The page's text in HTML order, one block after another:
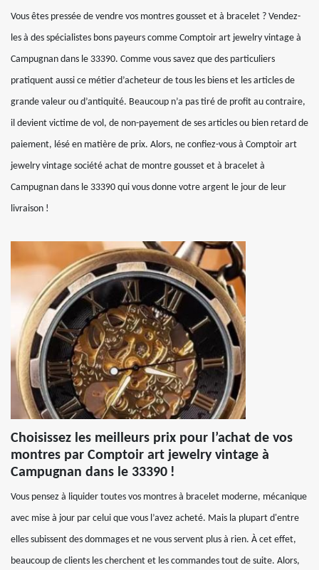
Vous êtes pressée de vendre vos montres gousset et à bracelet ? Vendez-
les à des spécialistes bons payeurs comme Comptoir art jewelry vintage à
Campugnan dans le 33390. Comme vous savez que des particuliers
pratiquent aussi ce métier d’acheteur de tous les biens et les articles de
grande valeur ou d’antiquité. Beaucoup n’a pas tiré de profit au contraire,
il devient victime de vol, de non-payement de ses articles ou bien retard de
paiement, lésé en matière de prix. Alors, ne confiez-vous à Comptoir art
jewelry vintage société achat de montre gousset et à bracelet à
Campugnan dans le 33390 qui vous donne votre argent le jour de leur
livraison !
Choisissez les meilleurs prix pour l’achat de vos
montres par Comptoir art jewelry vintage à
Campugnan dans le 33390 !
Vous pensez à liquider toutes vos montres à bracelet moderne, mécanique
avec mise à jour par celui que vous l’avez acheté. Mais la plupart d'entre
elles subissent des dommages et ne vous servent plus à rien. À cet effet,
beaucoup de clients les cherchent et les commandes tout de suite. Alors,